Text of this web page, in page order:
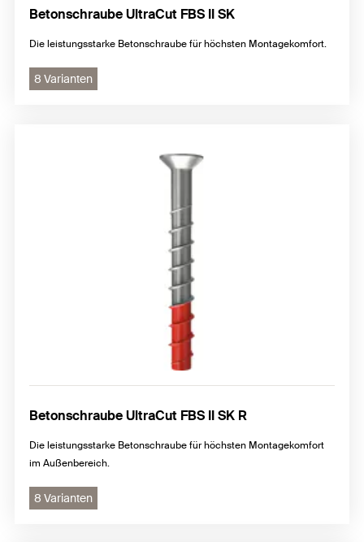
Betonschraube UltraCut FBS II SK
Die leistungsstarke Betonschraube für höchsten Montagekomfort.
8 Varianten
Betonschraube UltraCut FBS II SK R
Die leistungsstarke Betonschraube für höchsten Montagekomfort
im Außenbereich.
8 Varianten